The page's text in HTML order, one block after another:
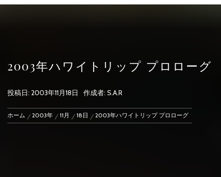
2003年ハワイトリップ プロローグ
投稿日: 2003年11月18日 作成者: S.A.R
ホーム 2003年 11月 18日 2003年ハワイトリップ プロローグ